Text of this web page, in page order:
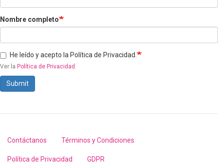
Nombre completo
He leído y acepto la Política de Privacidad.
Ver la Política de Privacidad .
Submit
Footer
menu
Contáctanos Términos y Condiciones
Política de Privacidad GDPR